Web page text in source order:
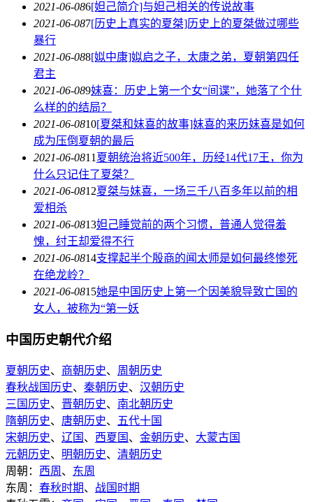
2021-06-086[妲己简介]与妲己相关的传说故事
2021-06-087[历史上真实的夏桀]历史上的夏桀做过哪些
暴行
2021-06-088[姒中康]姒启之子，太康之弟，夏朝第四任
君主
2021-06-089妹喜：历史上第一个女“间谍”，她落了个什
么样的的结局？
2021-06-0810[夏桀和妺喜的故事]妺喜的来历妺喜是如何
成为压倒夏朝的最后
2021-06-0811 夏朝统治将近500年，历经14代17王，你为
什么只记住了夏桀？
2021-06-0812夏桀与妺喜，一场三千八百多年以前的相
爱相杀
2021-06-0813妲己睡觉前的两个习惯，普通人觉得羞
愧，纣王却爱得不行
2021-06-0814支撑起半个殷商的闻太师是如何最终惨死
在绝龙岭？
2021-06-0815她是中国历史上第一个因美貌导致亡国的
女人，被称为“第一妖
中国历史朝代介绍
夏朝历史、 商朝历史、 周朝历史
春秋战国历史、 秦朝历史、 汉朝历史
三国历史、 晋朝历史、 南北朝历史
隋朝历史、 唐朝历史、
五代十国
宋朝历史、 辽国 、 西夏国 、 金朝历史、 大蒙古国
元朝历史、 明朝历史、 清朝历史
周朝： 西周 、 东周
东周： 春秋时期、 战国时期